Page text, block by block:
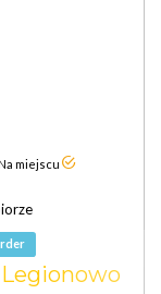
miejscu